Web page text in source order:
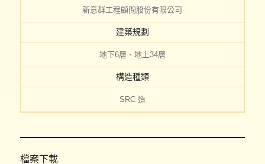
新意群工程顧問股份有限公司
建築規劃
地下6層、地上34層
構造種類
SRC 造
檔案下載